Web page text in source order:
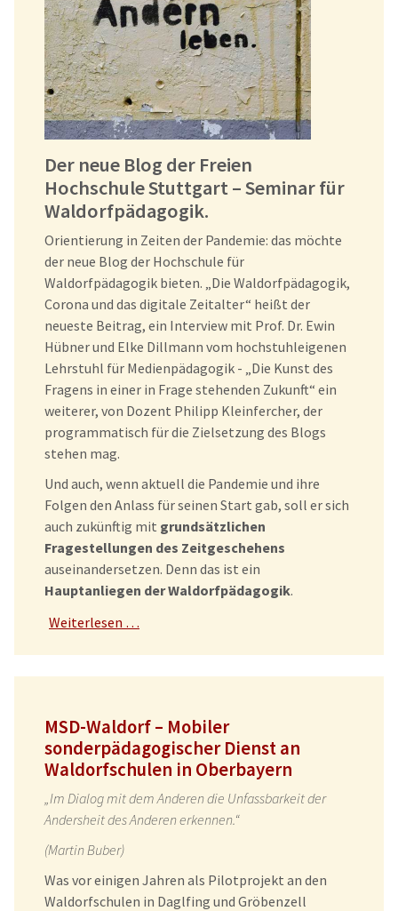
Der neue Blog der Freien
Hochschule Stuttgart – Seminar für
Waldorfpädagogik.
Orientierung in Zeiten der Pandemie: das möchte
der neue Blog der Hochschule für
Waldorfpädagogik bieten. „Die Waldorfpädagogik,
Corona und das digitale Zeitalter“ heißt der
neueste Beitrag, ein Interview mit Prof. Dr. Ewin
Hübner und Elke Dillmann vom hochstuhleigenen
Lehrstuhl für Medienpädagogik - „Die Kunst des
Fragens in einer in Frage stehenden Zukunft“ ein
weiterer, von Dozent Philipp Kleinfercher, der
programmatisch für die Zielsetzung des Blogs
stehen mag.
Und auch, wenn aktuell die Pandemie und ihre
Folgen den Anlass für seinen Start gab, soll er sich
auch zukünftig mit grundsätzlichen
Fragestellungen des Zeitgeschehens
auseinandersetzen. Denn das ist ein
Hauptanliegen der Waldorfpädagogik.
Weiterlesen …
MSD-Waldorf – Mobiler
sonderpädagogischer Dienst an
Waldorfschulen in Oberbayern
„Im Dialog mit dem Anderen die Unfassbarkeit der
Andersheit des Anderen erkennen.“
(Martin Buber)
Was vor einigen Jahren als Pilotprojekt an den
Waldorfschulen in Daglfing und Gröbenzell